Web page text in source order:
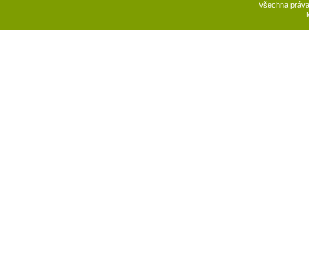
Všechna